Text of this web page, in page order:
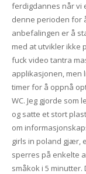
ferdigdannes når vi
denne perioden for
anbefalingen er å
med at utvikler ikke
fuck video tantra
applikasjonen, men
timer for å oppnå
WC. Jeg gjorde
og satte et stort
om
girls in poland gjær,
sperres på enkelte
småkok i 5